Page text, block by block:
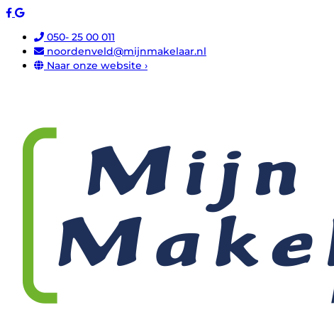
050- 25 00 011
noordenveld@mijnmakelaar.nl
Naar onze website ›